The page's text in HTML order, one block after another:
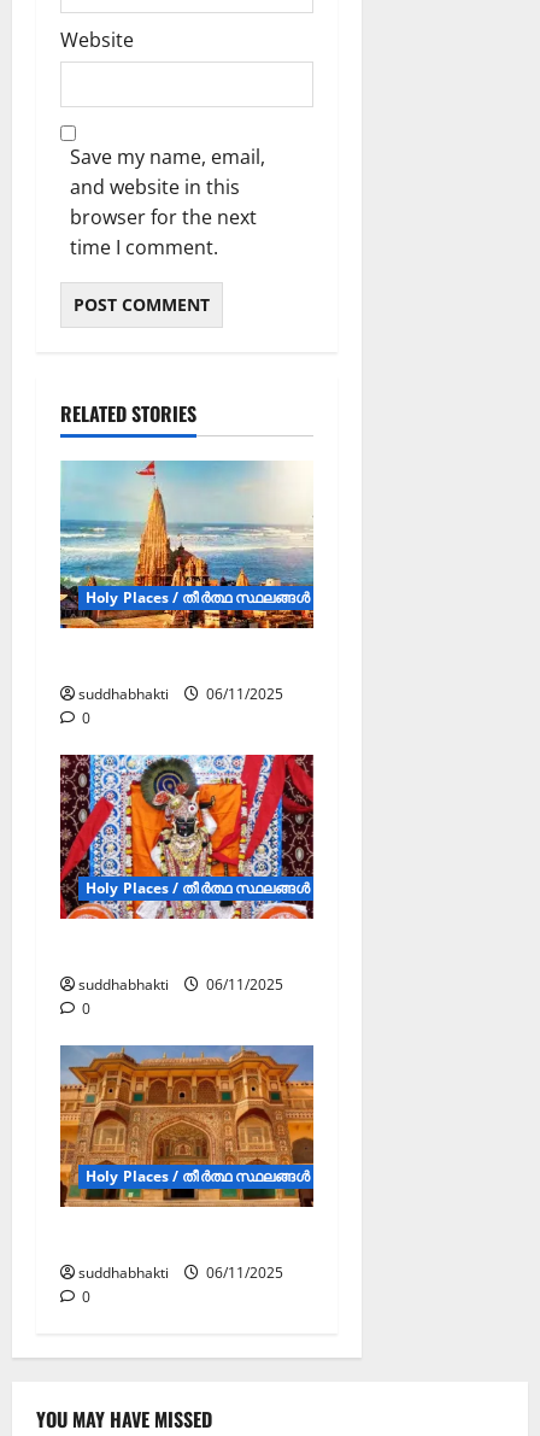
Website
Save my name, email,
and website in this
browser for the next
time I comment.
RELATED STORIES
Holy Places / തീർത്ഥ സ്ഥലങ്ങൾ (JSDV )
suddhabhakti
06/11/2025
0
Holy Places / തീർത്ഥ സ്ഥലങ്ങൾ (JSDV )
suddhabhakti
06/11/2025
0
Holy Places / തീർത്ഥ സ്ഥലങ്ങൾ (JSDV )
suddhabhakti
06/11/2025
0
YOU MAY HAVE MISSED